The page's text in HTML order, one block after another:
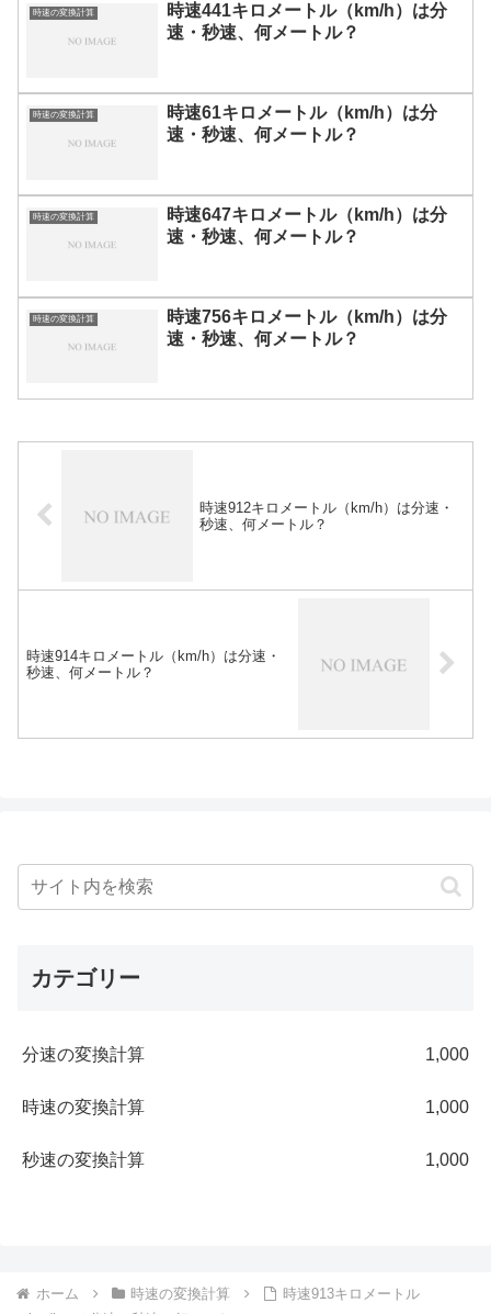
時速の変換計算
時速441キロメートル（km/h）は分
速・秒速、何メートル？
時速の変換計算
時速61キロメートル（km/h）は分
速・秒速、何メートル？
時速の変換計算
時速647キロメートル（km/h）は分
速・秒速、何メートル？
時速の変換計算
時速756キロメートル（km/h）は分
速・秒速、何メートル？
時速912キロメートル（km/h）は分速・
秒速、何メートル？
時速914キロメートル（km/h）は分速・
秒速、何メートル？
カテゴリー
分速の変換計算 1,000
時速の変換計算 1,000
秒速の変換計算 1,000
ホーム 時速の変換計算
時速913キロメートル